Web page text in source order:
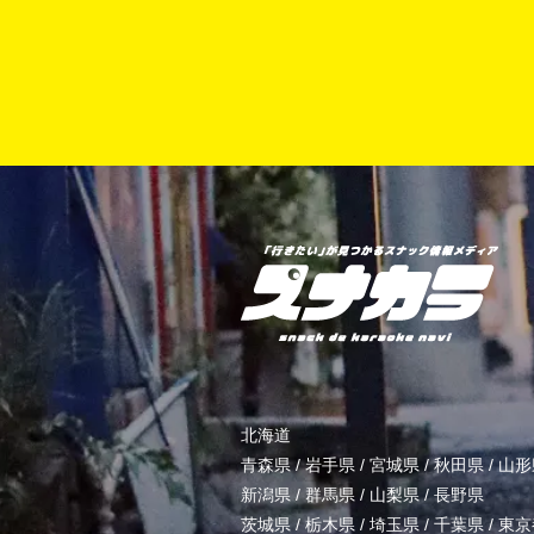
北海道
青森県/岩手県 / 宮城県 /秋田県 /山
新潟県 / 群馬県 / 山梨県/長野県
茨城県 / 栃木県 / 埼玉県/ 千葉県 /東